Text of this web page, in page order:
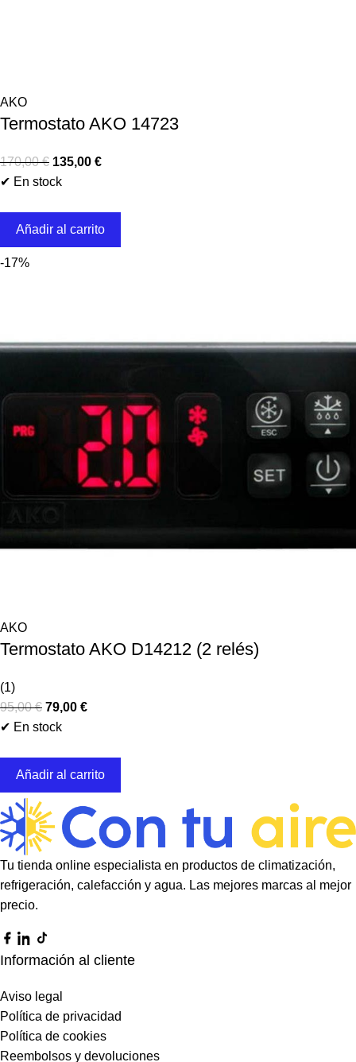
AKO
Termostato AKO 14723
170,00€ 135,00 €
✔ En stock
Añadir al carrito
-17%
AKO
Termostato AKO D14212 (2 relés)
(1)
95,00€ 79,00 €
✔ En stock
Añadir al carrito
Tu tienda online especialista en productos de climatización,
refrigeración, calefacción y agua. Las mejores marcas al mejor
precio.
Información al cliente
Aviso legal
Política de privacidad
Política de cookies
Reembolsos y devoluciones